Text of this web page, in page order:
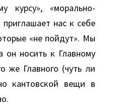
курсу», «морально-
нас к себе
«не пойдут». Мы
он носить к Главному
же Главного (чуть ли
кантовской вещи в